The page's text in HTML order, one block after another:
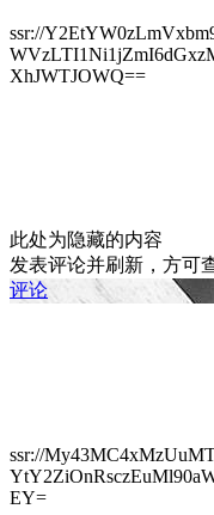
ssr://
XhJWTJOWQ==
此处为隐藏的内容
发表评论并刷新，方可
评论
ssr://
EY=